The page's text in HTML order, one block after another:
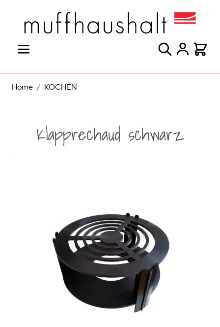
Suche
Home / KOCHEN
Klapprechaud schwarz